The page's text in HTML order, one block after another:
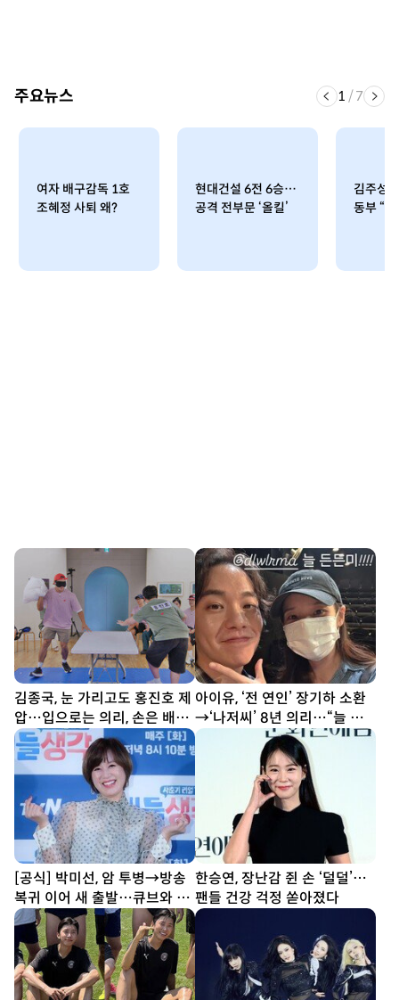
주요뉴스 1 /7
여자 배구감독 1호
조혜정 사퇴 왜?
현대건설 6전 6승…
공격 전부문 ‘올킬’
김주성
동부
김종국, 눈 가리고도 홍진호 제
압…입으로는 의리, 손은 배신
(런닝맨)
아이유, ‘전 연인’ 장기하 소환
→‘나저씨’ 8년 의리…“늘 든
든” [SD톡톡]
[공식] 박미선, 암 투병→방송
복귀 이어 새 출발…큐브와 6
년 동행 끝
한승연, 장난감 쥔 손 ‘덜덜’…
팬들 건강 걱정 쏟아졌다